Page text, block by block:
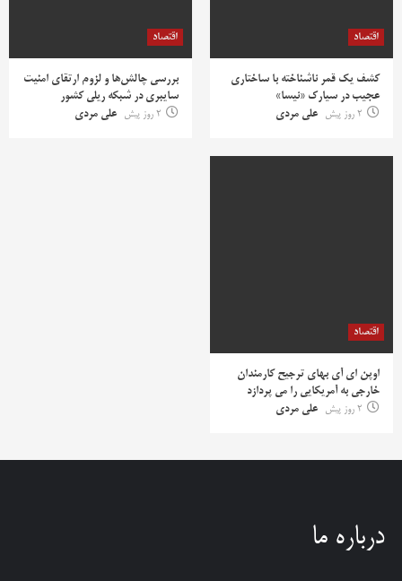
اقتصاد
کشف یک قمر ناشناخته با ساختاری
عجیب در سیارک «نیسا»
2 روز پیش
علی مردی
اقتصاد
بررسی چالش‌ها و لزوم ارتقای امنیت
سایبری در شبکه ریلی کشور
2 روز پیش
علی مردی
اقتصاد
اوپن ای آی بهای ترجیح کارمندان
خارجی به آمریکایی را می پردازد
2 روز پیش
علی مردی
درباره ما